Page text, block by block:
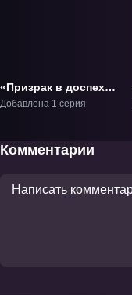
«Призрак в доспехах
(2015)» Фильм-1
Добавлена 1 серия
Комментарии